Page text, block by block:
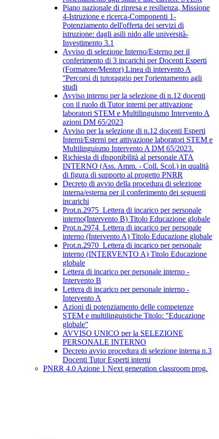
Piano nazionale di ripresa e resilienza, Missione
4-Istruzione e ricerca-Componenti 1-
Potenziamento dell'offerta dei servizi di
istruzione: dagli asili nido alle università-
Investimento 3.1
Avviso di selezione Interno/Esterno per il
conferimento di 3 incarichi per Docenti Esperti
(Formatore/Mentor) Linea di intervento A
''Percorsi di tutoraggio per l'orientamento agli
studi
Avviso interno per la selezione di n.12 docenti
con il ruolo di Tutor interni per attivazione
laboratori STEM e Multilinguismo Intervento A
azioni DM 65/2023
Avviso per la selezione di n.12 docenti Esperti
Interni/Esterni per attivazione laboratori STEM e
Multilinguismo Intervento A DM 65/2023.
Richiesta di disponibilità al personale ATA
INTERNO (Ass. Amm. - Coll. Scol.) in qualità
di figura di supporto al progetto PNRR
Decreto di avvio della procedura di selezione
interna/esterna per il conferimento dei seguenti
incarichi
Prot.n.2975_Lettera di incarico per personale
interno(Intervento B) Titolo Educazione globale
Prot.n.2974_Lettera di incarico per personale
interno (Intervento A) Titolo Educazione globale
Prot.n.2970_Lettera di incarico per personale
interno (INTERVENTO A) Titolo Educazione
globale
Lettera di incarico per personale interno -
Intervento B
Lettera di incarico per personale interno -
Intervento A
Azioni di potenziamento delle competenze
STEM e multilinguistiche Titolo: ''Educazione
globale''
AVVISO UNICO per la SELEZIONE
PERSONALE INTERNO
Decreto avvio procedura di selezione interna n.3
Docenti Tutor Esperti interni
PNRR 4.0 Azione 1 Next generation classroom prog.